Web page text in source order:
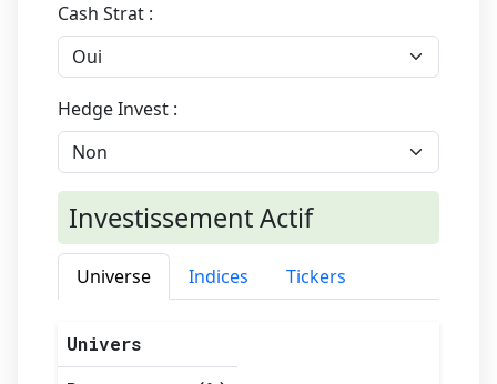
Cash Strat :
Hedge Invest :
Investissement Actif
Universe Indices Tickers
Univers